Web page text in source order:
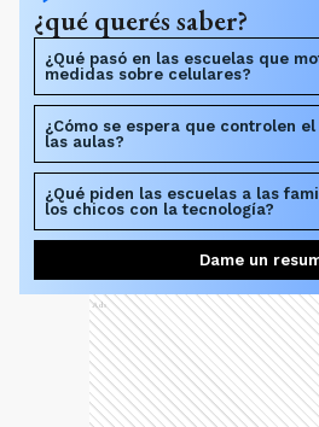
¿qué querés saber?
¿Qué pasó en las escuelas que
medidas sobre celulares?
¿Cómo se espera que controlen
las aulas?
¿Qué piden las escuelas a las
los chicos con la tecnología?
Dame un
Ads